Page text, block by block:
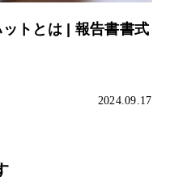
トとは | 報告書書式
2024.09.17